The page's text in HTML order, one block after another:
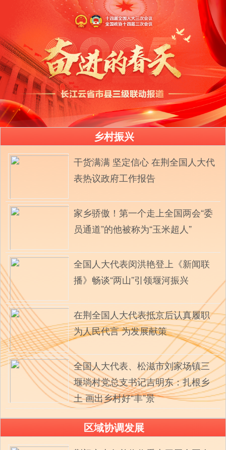
乡村振兴
干货满满 坚定信心 在荆全国人大代
表热议政府工作报告
家乡骄傲！第一个走上全国两会“委
员通道”的他被称为“玉米超人”
全国人大代表闵洪艳登上《新闻联
播》畅谈“两山”引领堰河振兴
在荆全国人大代表抵京后认真履职
为人民代言 为发展献策
全国人大代表、松滋市刘家场镇三
堰埫村党总支书记吉明东：扎根乡
土 画出乡村好“丰”景
区域协调发展